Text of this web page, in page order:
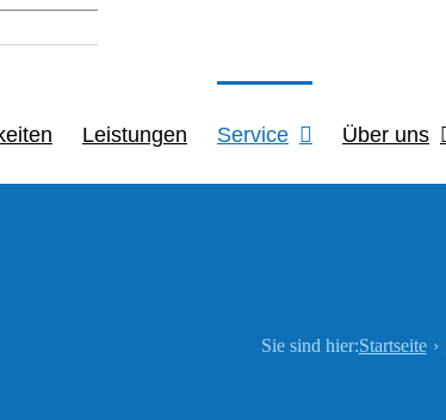
Leistungen Service Über uns
Sie sind hier:Startseite